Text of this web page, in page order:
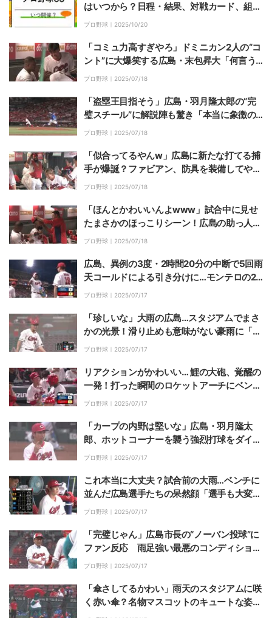
はいつから？日程・結果、対戦カード、組み
合わせについて解説
プロ野球｜ 2025/10/20
「コミュ力高すぎやろ」ドミニカン2人の“コ
ント”に大爆笑する広島・末包昇大「何言う
てるんかわかるんかな」ファンもツッコミ
プロ野球｜ 2025/07/18
「盗塁王目指そう」広島・羽月隆太郎の“完
璧スチール”に解説陣も驚き「本当に象徴の
ような選手だな」
プロ野球｜ 2025/07/18
「似合ってるやんw」広島に新たな打てる捕
手が爆誕？ファビアン、防具を装備してやる
気満々にファン大爆笑「サービス精神旺盛や
プロ野球｜ 2025/07/18
「ほんとかわいいんよwww」試合中に見せ
たまさかのほっこりシーン！広島の助っ人外
国人と通訳のじゃれ合いにファン反応「大谷
プロ野球｜ 2025/07/18
広島、異例の3度・2時間20分の中断で5回雨
天コールドによる引き分けに…モンテロの2
戦連発アーチも勝ち切れず
プロ野球｜ 2025/07/17
「珍しいな」大雨の広島…スタジアムでまさ
かの光景！滑り止めも意味がない豪雨に「こ
れじゃ野球できませんw」
プロ野球｜ 2025/07/17
リアクションがかわいい… 鯉の大砲、覚醒の
一発！打った瞬間のロケットアーチにベンチ
の新井監督も思わずニッコリ「新井さん嬉し
プロ野球｜ 2025/07/17
「カープの内野は堅いな」広島・羽月隆太
郎、ホットコーナーを襲う強烈打球をダイビ
ングキャッチ！スーパープレーにファン歓喜
プロ野球｜ 2025/07/17
これ本当に大丈夫？試合前の大雨…ベンチに
並んだ広島選手たちの呆然顔「選手も大変よ
なー」
プロ野球｜ 2025/07/17
「完璧じゃん」広島市長の“ノーバン投球”に
ファン反応 雨足強い最悪のコンディション
で見せた奇跡の一球
プロ野球｜ 2025/07/17
「傘さしてるかわい」雨天のスタジアムに咲
く赤い傘？名物マスコットのキュートな姿に
ファン歓喜